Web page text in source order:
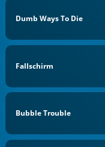
Dumb Ways To Die
Fallschirm
Bubble Trouble